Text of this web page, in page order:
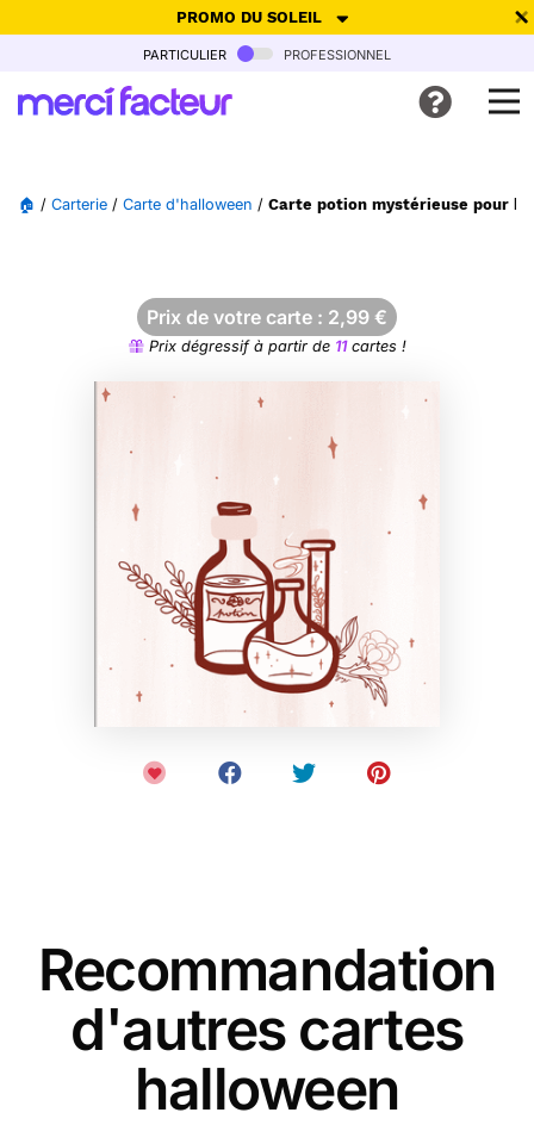
PROMO DU SOLEIL
-30% de réduction avec le code SUMMER26pour envoyer des
Ne plus afficher
particulier professionnel
🏠 / Carterie / Carte d'halloween / Carte potion mystérieuse pour
Prix de votre carte : 2,99 €
Prix dégressif à partir de 11cartes !
Recommandation
d'autres cartes
halloween